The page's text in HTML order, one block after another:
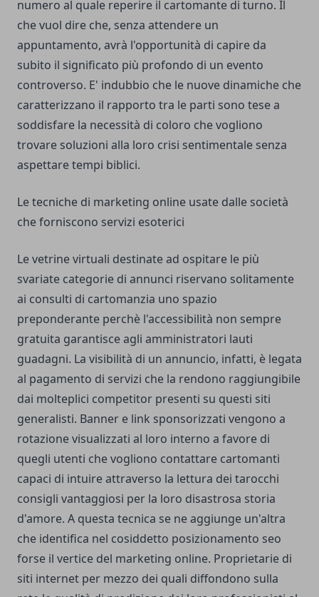
numero al quale reperire il cartomante di turno. Il
che vuol dire che, senza attendere un
appuntamento, avrà l'opportunità di capire da
subito il significato più profondo di un evento
controverso. E' indubbio che le nuove dinamiche che
caratterizzano il rapporto tra le parti sono tese a
soddisfare la necessità di coloro che vogliono
trovare soluzioni alla loro crisi sentimentale senza
aspettare tempi biblici.
Le tecniche di marketing online usate dalle società
che forniscono servizi esoterici
Le vetrine virtuali destinate ad ospitare le più
svariate categorie di annunci riservano solitamente
ai consulti di cartomanzia uno spazio
preponderante perchè l'accessibilità non sempre
gratuita garantisce agli amministratori lauti
guadagni. La visibilità di un annuncio, infatti, è legata
al pagamento di servizi che la rendono raggiungibile
dai molteplici competitor presenti su questi siti
generalisti. Banner e link sponsorizzati vengono a
rotazione visualizzati al loro interno a favore di
quegli utenti che vogliono contattare cartomanti
capaci di intuire attraverso la lettura dei tarocchi
consigli vantaggiosi per la loro disastrosa storia
d'amore. A questa tecnica se ne aggiunge un'altra
che identifica nel cosiddetto posizionamento seo
forse il vertice del marketing online. Proprietarie di
siti internet per mezzo dei quali diffondono sulla